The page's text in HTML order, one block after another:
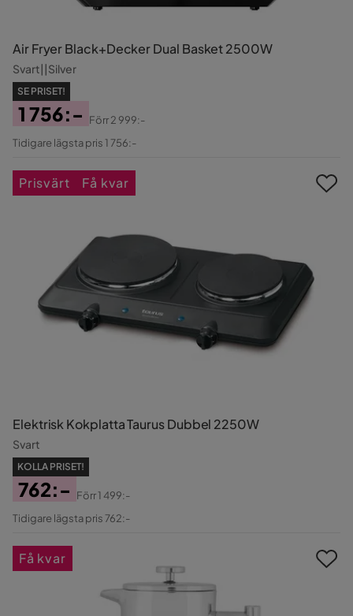
Air Fryer Black+Decker Dual Basket 2500W
Svart||Silver
SE PRISET!
Pris
1 756:-
Original
Förr2 999:-
Tidigare lägsta pris 1 756:-
Elektrisk Kokplatta Taurus Dubbel 2250W
Svart
KOLLA PRISET!
Pris
762:-
Original
Förr1 499:-
Tidigare lägsta pris 762:-
Prisvärt Få kvar
Få kvar